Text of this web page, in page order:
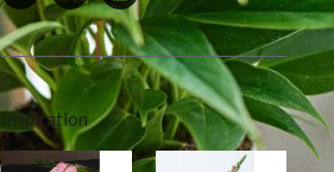
Inspiration